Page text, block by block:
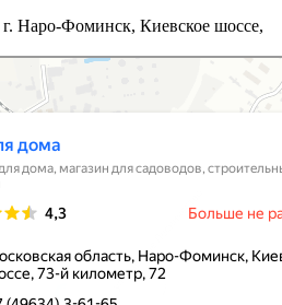
г. Наро-Фоминск, Киевское шоссе,